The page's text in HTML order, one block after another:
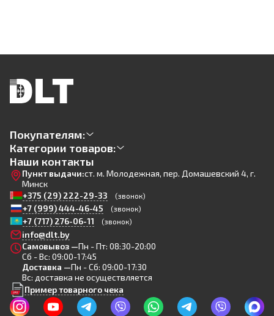
Покупателям:
Категории товаров:
Наши контакты
Пункт выдачи:ст. м. Молодежная, пер. Домашевский 4, г.
Минск
+375 (29) 222-29-33
(звонок)
+7 (999) 444-46-45 (звонок)
+7 (717) 276-06-11 (звонок)
info@dlt.by
Самовывоз —Пн - Пт: 08:30-20:00
Сб - Вс: 09:00-17:45
Доставка —Пн - Сб: 09:00-17:30
Вс: доставка не осуществляется
Пример товарного чека